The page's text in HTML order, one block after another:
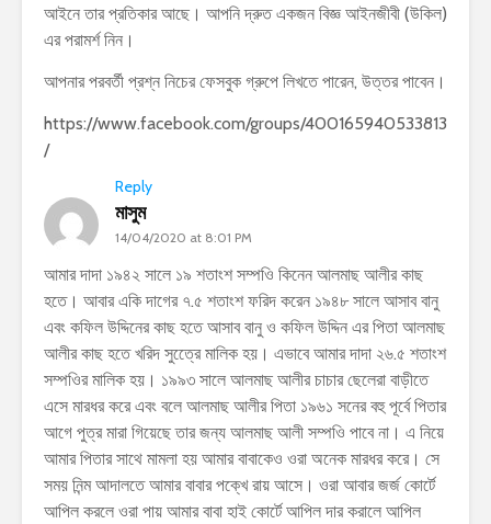
আইনে তার প্রতিকার আছে। আপনি দ্রুত একজন বিজ্ঞ আইনজীবী (উকিল)
এর পরামর্শ নিন।
আপনার পরবর্তী প্রশ্ন নিচের ফেসবুক গ্রুপে লিখতে পারেন, উত্তর পাবেন।
https://www.facebook.com/groups/400165940533813
/
Reply
মাসুম
14/04/2020 at 8:01 PM
আমার দাদা ১৯৪২ সালে ১৯ শতাংশ সম্পওি কিনেন আলমাছ আলীর কাছ
হতে। আবার একি দাগের ৭.৫ শতাংশ ফরিদ করেন ১৯৪৮ সালে আসাব বানু
এবং কফিল উদ্দিনের কাছ হতে আসাব বানু ও কফিল উদ্দিন এর পিতা আলমাছ
আলীর কাছ হতে খরিদ সুত্রেে মালিক হয়। এভাবে আমার দাদা ২৬.৫ শতাংশ
সম্পওির মালিক হয়। ১৯৯৩ সালে আলমাছ আলীর চাচার ছেলেরা বাড়ীতে
এসে মারধর করে এবং বলে আলমাছ আলীর পিতা ১৯৬১ সনের বহু পূর্বে পিতার
আগে পুত্র মারা গিয়েছে তার জন্য আলমাছ আলী সম্পওি পাবে না। এ নিয়ে
আমার পিতার সাথে মামলা হয় আমার বাবাকেও ওরা অনেক মারধর করে। সে
সময় নিন্ম আদালতে আমার বাবার পক্খে রায় আসে। ওরা আবার জর্জ কোর্টে
আপিল করলে ওরা পায় আমার বাবা হাই কোর্টে আপিল দার করালে আপিল